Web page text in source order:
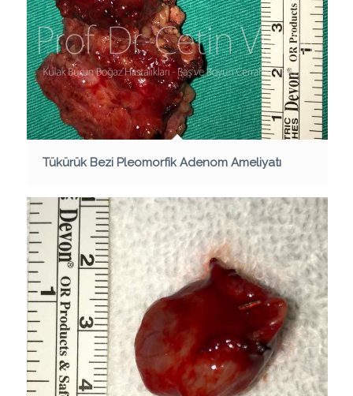
Tükürük Bezi Pleomorfik Adenom Ameliyatı